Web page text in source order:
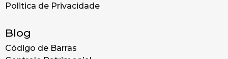
Politica de Privacidade
Blog
Código de Barras